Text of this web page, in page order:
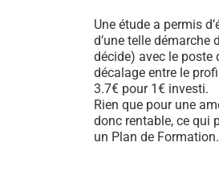
Une étude a permis
d’une telle démarche
décide) avec le poste
décalage entre le
3.7€ pour 1€ investi.
Rien que pour une
donc rentable, ce qui
un Plan de Formation.